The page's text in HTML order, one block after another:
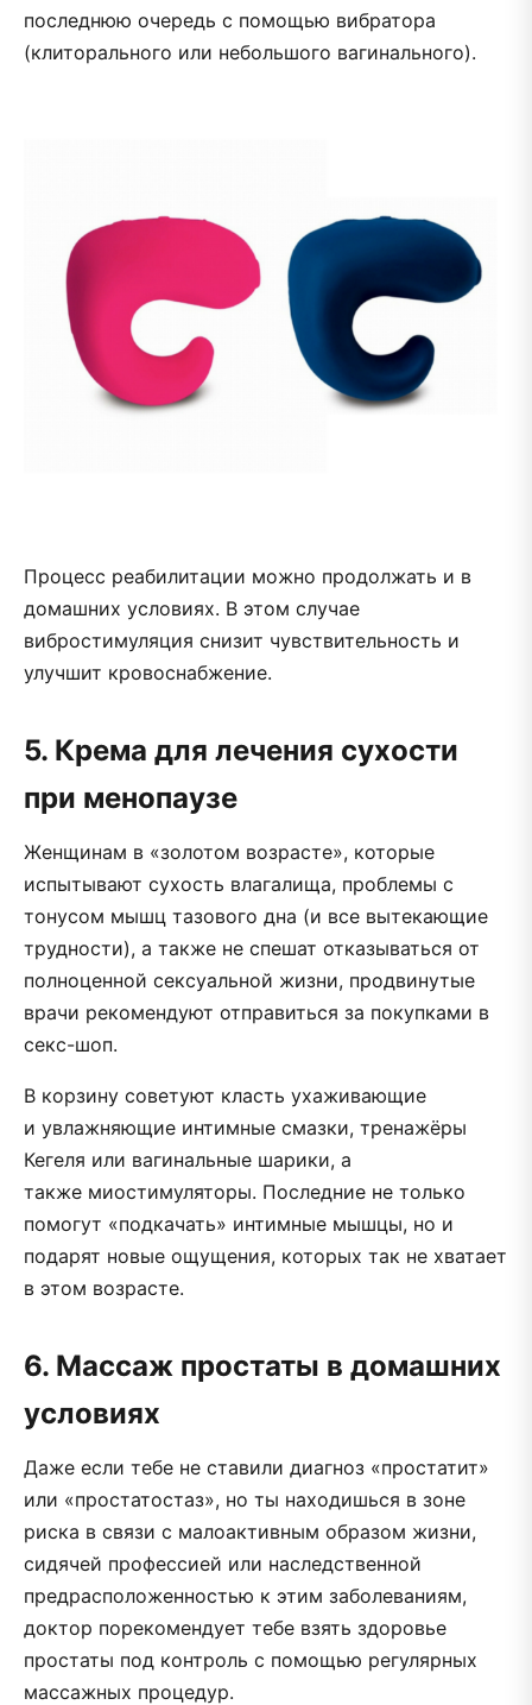
последнюю очередь с помощью вибратора
(клиторального или небольшого вагинального).
Процесс реабилитации можно продолжать и в
домашних условиях. В этом случае
вибростимуляция снизит чувствительность и
улучшит кровоснабжение.
5. Крема для лечения сухости
при менопаузе
Женщинам в «золотом возрасте», которые
испытывают сухость влагалища, проблемы с
тонусом мышц тазового дна (и все вытекающие
трудности), а также не спешат отказываться от
полноценной сексуальной жизни, продвинутые
врачи рекомендуют отправиться за покупками в
секс-шоп.
В корзину советуют класть ухаживающие
и увлажняющие интимные смазки, тренажёры
Кегеля или вагинальные шарики, а
также миостимуляторы. Последние не только
помогут «подкачать» интимные мышцы, но и
подарят новые ощущения, которых так не хватает
в этом возрасте.
6. Массаж простаты в домашних
условиях
Даже если тебе не ставили диагноз «простатит»
или «простатостаз», но ты находишься в зоне
риска в связи с малоактивным образом жизни,
сидячей профессией или наследственной
предрасположенностью к этим заболеваниям,
доктор порекомендует тебе взять здоровье
простаты под контроль с помощью регулярных
массажных процедур.